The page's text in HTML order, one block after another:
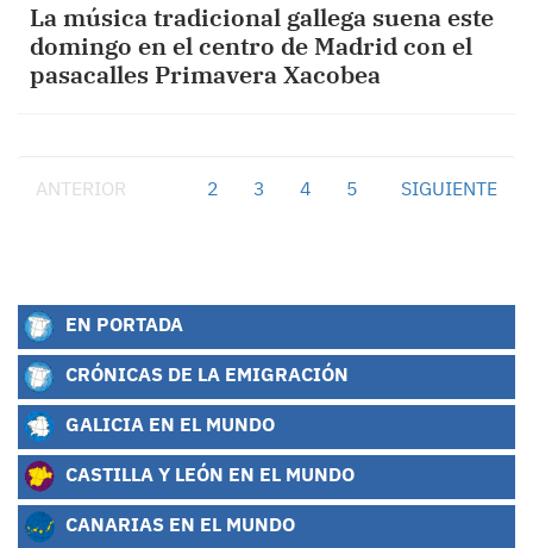
La música tradicional gallega suena este
domingo en el centro de Madrid con el
pasacalles Primavera Xacobea
ANTERIOR 2 3 4 5 SIGUIENTE
EN PORTADA
CRÓNICAS DE LA EMIGRACIÓN
GALICIA EN EL MUNDO
CASTILLA Y LEÓN EN EL MUNDO
CANARIAS EN EL MUNDO